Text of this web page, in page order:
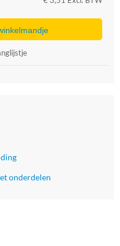
onderdelen